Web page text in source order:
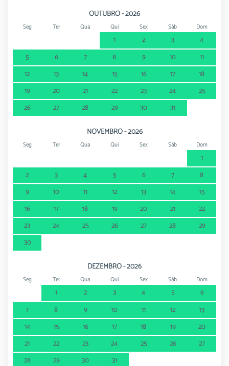
OUTUBRO - 2026
Seg Ter Qua Qui Sex Sáb Dom
1 2 3
4
5
6 7 8 9 10
11
12
13 14 15 16 17
18
19
20 21 22 23 24
25
26
27 28 29 30 31
NOVEMBRO - 2026
Seg Ter Qua Qui Sex Sáb Dom
1
2
3 4 5 6 7
8
9
10 11 12 13 14
15
16
17 18 19 20 21
22
23
24 25 26 27 28
29
30
DEZEMBRO - 2026
Seg Ter Qua Qui Sex Sáb Dom
1 2 3 4 5
6
7
8 9 10 11 12
13
14
15 16 17 18 19
20
21
22 23 24 25 26
27
28
29 30 31